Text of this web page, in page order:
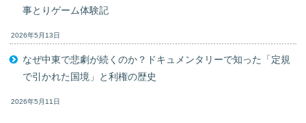
事とりゲーム体験記
2026年5月13日
なぜ中東で悲劇が続くのか？ドキュメンタリーで知った「定規
で引かれた国境」と利権の歴史
2026年5月11日